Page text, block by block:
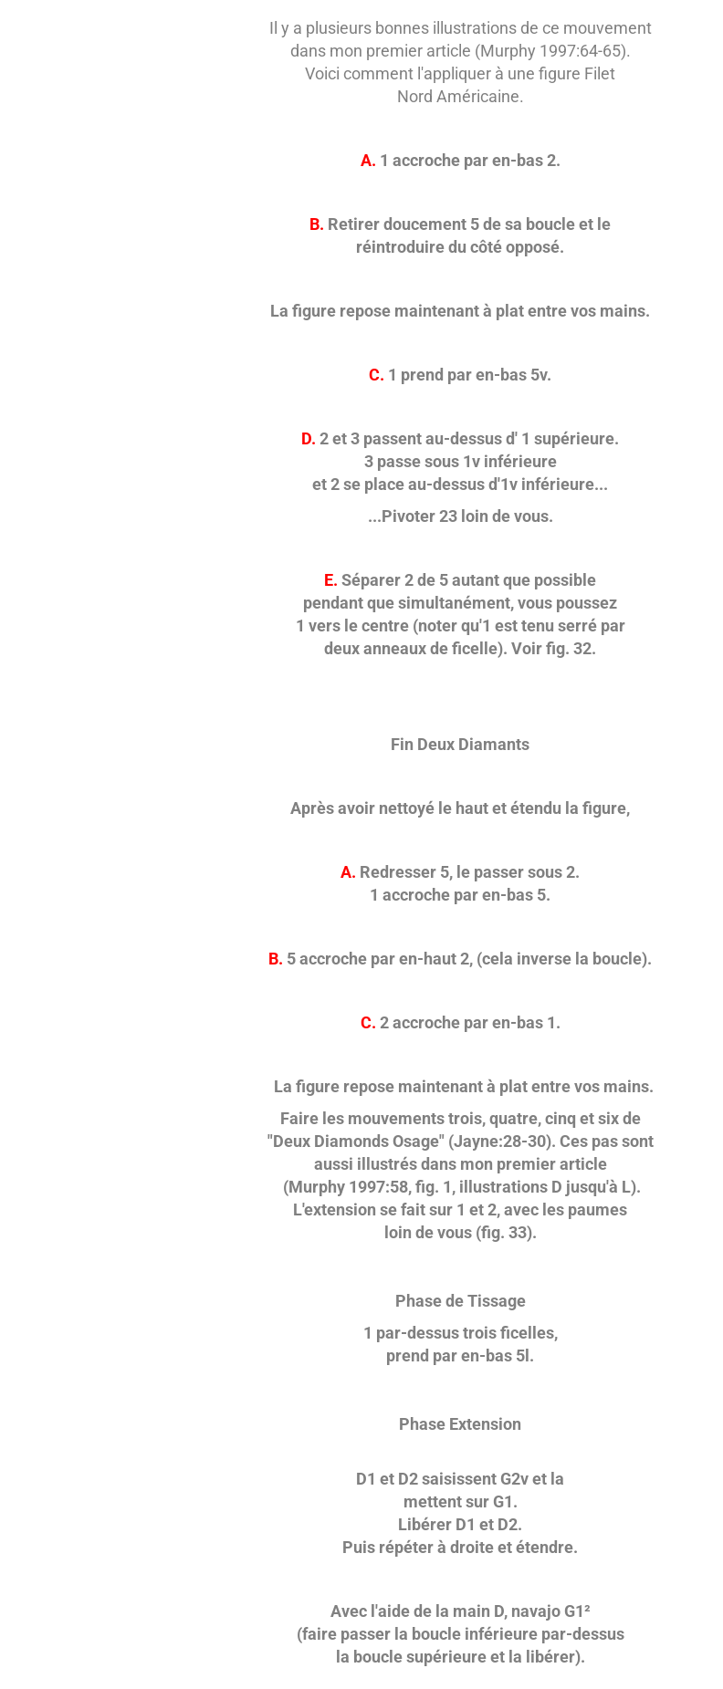
Il y a plusieurs bonnes illustrations de ce mouvement
dans mon premier article (Murphy 1997:64-65).
Voici comment l'appliquer à une figure Filet
Nord Américaine.
A. 1 accroche par en-bas 2.
B. Retirer doucement 5 de sa boucle et le
réintroduire du côté opposé.
La figure repose maintenant à plat entre vos mains.
C. 1 prend par en-bas 5v.
D. 2 et 3 passent au-dessus d' 1 supérieure.
3 passe sous 1v inférieure
et 2 se place au-dessus d'1v inférieure...
...Pivoter 23 loin de vous.
E. Séparer 2 de 5 autant que possible
pendant que simultanément, vous poussez
1 vers le centre (noter qu'1 est tenu serré par
deux anneaux de ficelle). Voir fig. 32.
Fin Deux Diamants
Après avoir nettoyé le haut et étendu la figure,
A. Redresser 5, le passer sous 2.
1 accroche par en-bas 5.
B. 5 accroche par en-haut 2, (cela inverse la boucle).
C. 2 accroche par en-bas 1.
La figure repose maintenant à plat entre vos mains.
Faire les mouvements trois, quatre, cinq et six de
"Deux Diamonds Osage" (Jayne:28-30). Ces pas sont
aussi illustrés dans mon premier article
(Murphy 1997:58, fig. 1, illustrations D jusqu'à L).
L'extension se fait sur 1 et 2, avec les paumes
loin de vous (fig. 33).
Phase de Tissage
1 par-dessus trois ficelles,
prend par en-bas 5l.
Phase Extension
D1 et D2 saisissent G2v et la
mettent sur G1.
Libérer D1 et D2.
Puis répéter à droite et étendre.
Avec l'aide de la main D, navajo G1²
(faire passer la boucle inférieure par-dessus
la boucle supérieure et la libérer).